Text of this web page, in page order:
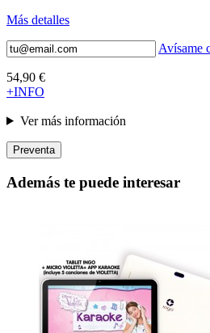
Más detalles
Avísame
54,90 €
+INFO
Ver más información
Preventa
Además te puede interesar